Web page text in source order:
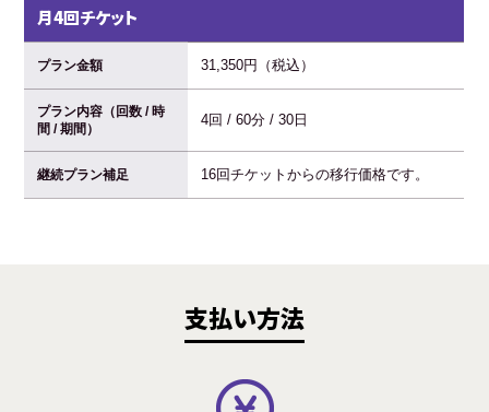
月4回チケット
プラン金額 31,350円（税込）
プラン内容（回数 / 時
間 / 期間）
4回 / 60分 / 30日
継続プラン補足 16回チケットからの移行価格です。
支払い方法